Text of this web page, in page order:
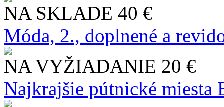
NA SKLADE 40 €
Móda, 2., doplnené a
NA VYŽIADANIE 20 €
Najkrajšie pútnické miesta